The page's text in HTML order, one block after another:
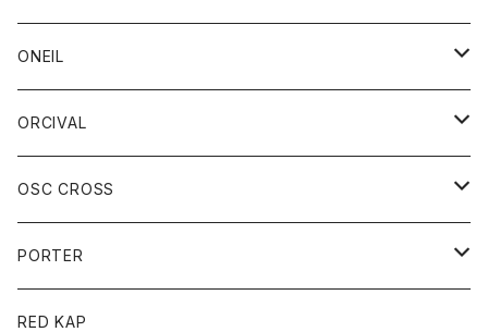
パンツ
シャツ
Tシャツ
シャツジャケット
ショートパンツ
ジーンズ
ショートパンツ
パンツ
レディース
ボトム
帽子
ONEIL
スカート
ORCIVAL
アウター
コート
ジャケット
アクセサリー
バッグ
キッズ
OSC CROSS
ダウンジャケット
PORTER
カードホルダー
RED KAP